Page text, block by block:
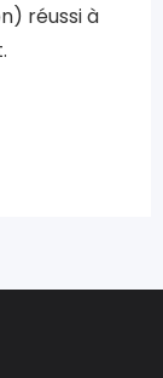
réussi à